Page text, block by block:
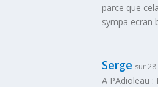
parce que
sympa ecran
Serge sur
A PAdioleau :